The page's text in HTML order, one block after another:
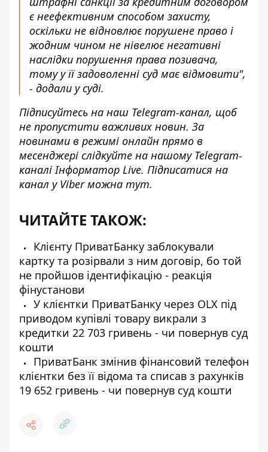
є неефективним способом захисту,
оскільки не відновлює порушене право і
жодним чином не нівелює негативні
наслідки порушення права позивача,
тому у її задоволенні суд має відмовити",
- додали у суді.
Підписуйтесь на наш Telegram-канал, щоб
не пропустити важливих новин. За
новинами в режимі онлайн прямо в
месенджері слідкуйте на нашому Telegram-
каналіІнформатор Live. Підписатися на
канал у Viber можна тут.
ЧИТАЙТЕ ТАКОЖ:
Клієнту ПриватБанку заблокували
картку та розірвали з ним договір, бо той
не пройшов ідентифікацію - реакція
фінустанови
У клієнтки ПриватБанку через OLX під
приводом купівлі товару викрали з
кредитки 22 703 гривень - чи повернув суд
кошти
ПриватБанк змінив фінансовий телефон
клієнтки без її відома та списав з рахунків
19 652 гривень - чи повернув суд кошти